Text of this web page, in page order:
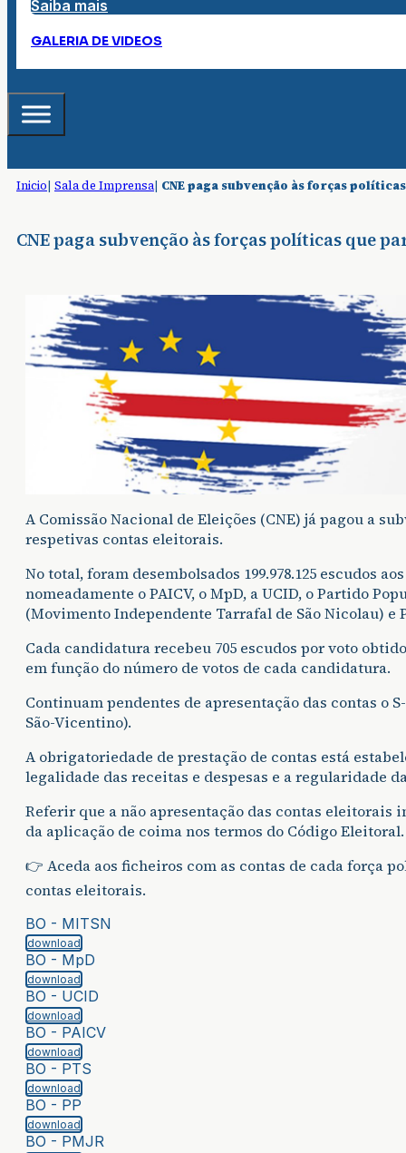
Saiba mais
GALERIA DE VIDEOS
Inicio| Sala de Imprensa| CNE paga subvenção às forças
CNE paga subvenção às forças políticas que
A Comissão Nacional de Eleições (CNE) já pagou a
respetivas contas eleitorais.
No total, foram desembolsados 199.978.125 escudos
nomeadamente o PAICV, o MpD, a UCID, o Partido
(Movimento Independente Tarrafal de São Nicolau) e
Cada candidatura recebeu 705 escudos por voto
em função do número de votos de cada candidatura.
Continuam pendentes de apresentação das contas o
São-Vicentino).
A obrigatoriedade de prestação de contas está
legalidade das receitas e despesas e a regularidade
Referir que a não apresentação das contas eleitorais
da aplicação de coima nos termos do Código Eleitoral.
👉 Aceda aos ficheiros com as contas de cada força
contas eleitorais.
BO - MITSN
download
BO - MpD
download
BO - UCID
download
BO - PAICV
download
BO - PTS
download
BO - PP
download
BO - PMJR